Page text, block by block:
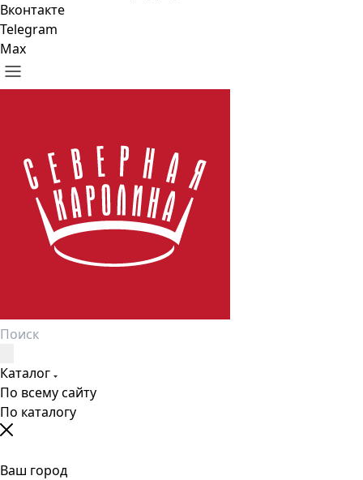
Вконтакте
Telegram
Max
Каталог
По всему сайту
По каталогу
Ваш город